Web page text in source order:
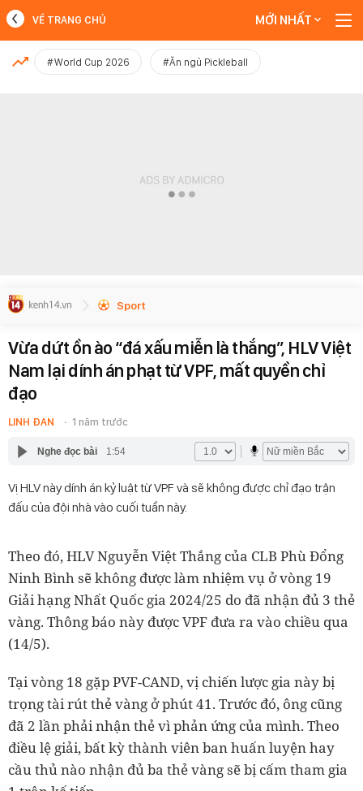
MỚI NHẤT
VỀ TRANG CHỦ MỚI NHẤT
#World Cup 2026 #Ăn ngủ Pickleball
Sport
Vừa dứt ồn ào “đá xấu miễn là thắng”, HLV Việt
Nam lại dính án phạt từ VPF, mất quyền chỉ
đạo
LINH ĐAN 1 năm trước
Nghe đọc bài 1:54
Vị HLV này dính án kỷ luật từ VPF và sẽ không được chỉ đạo trận
đấu của đội nhà vào cuối tuần này.
Theo đó, HLV Nguyễn Việt Thắng của CLB Phù Đổng
Ninh Bình sẽ không được làm nhiệm vụ ở vòng 19
Giải hạng Nhất Quốc gia 2024/25 do đã nhận đủ 3 thẻ
vàng. Thông báo này được VPF đưa ra vào chiều qua
(14/5).
Tại vòng 18 gặp PVF-CAND, vị chiến lược gia này bị
trọng tài rút thẻ vàng ở phút 41. Trước đó, ông cũng
đã 2 lần phải nhận thẻ vì phản ứng của mình. Theo
điều lệ giải, bất kỳ thành viên ban huấn luyện hay
cầu thủ nào nhận đủ ba thẻ vàng sẽ bị cấm tham gia